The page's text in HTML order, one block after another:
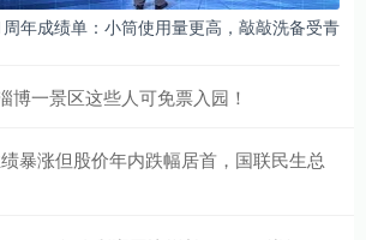
年成绩单：小筒使用量更高，敲敲洗备受青
博一景区这些人可免票入园！
暴涨但股价年内跌幅居首，国联民生总